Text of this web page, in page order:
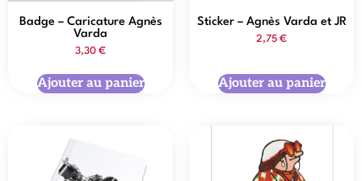
Badge – Caricature Agnès
Varda
3,30 €
Ajouter au panier
Sticker – Agnès Varda et JR
2,75 €
Ajouter au panier